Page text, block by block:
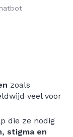
zoals
veel voor
die ze nodig
stigma en